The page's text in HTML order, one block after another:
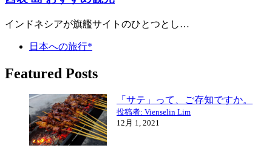
インドネシアが旗艦サイトのひとつとし…
日本への旅行*
Featured Posts
「サテ」って、ご存知ですか。
投稿者: Vienselin Lim
12月 1, 2021